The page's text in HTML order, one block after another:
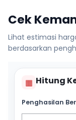
Cek
Lihat estimasi
berdasarkan
▦ Hitung
Penghasilan